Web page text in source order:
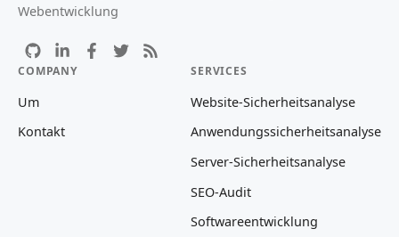
Webentwicklung
COMPANY
Um
Kontakt
SERVICES
Website-Sicherheitsanalyse
Anwendungssicherheitsanalyse
Server-Sicherheitsanalyse
SEO-Audit
Softwareentwicklung